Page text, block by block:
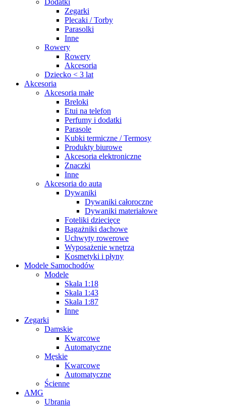
Dodatki
Zegarki
Plecaki / Torby
Parasolki
Inne
Rowery
Rowery
Akcesoria
Dziecko < 3 lat
Akcesoria
Akcesoria małe
Breloki
Etui na telefon
Perfumy i dodatki
Parasole
Kubki termiczne / Termosy
Produkty biurowe
Akcesoria elektroniczne
Znaczki
Inne
Akcesoria do auta
Dywaniki
Dywaniki całoroczne
Dywaniki materiałowe
Foteliki dziecięce
Bagażniki dachowe
Uchwyty rowerowe
Wyposażenie wnętrza
Kosmetyki i płyny
Modele Samochodów
Modele
Skala 1:18
Skala 1:43
Skala 1:87
Inne
Zegarki
Damskie
Kwarcowe
Automatyczne
Męskie
Kwarcowe
Automatyczne
Ścienne
AMG
Ubrania